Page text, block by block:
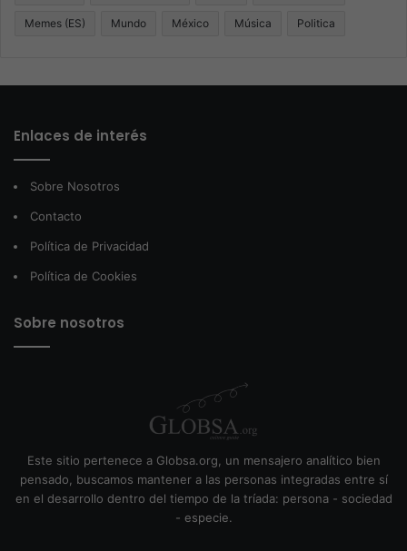
Memes (ES) Mundo México Música Politica
Enlaces de interés
Sobre Nosotros
Contacto
Política de Privacidad
Política de Cookies
Sobre nosotros
Este sitio pertenece a Globsa.org, un mensajero analítico bien
pensado, buscamos mantener a las personas integradas entre sí
en el desarrollo dentro del tiempo de la tríada: persona - sociedad
- especie.